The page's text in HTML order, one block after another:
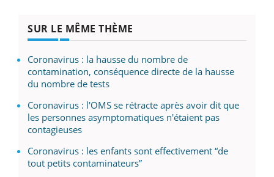
SUR LE MÊME THÈME
Coronavirus : la hausse du nombre de
contamination, conséquence directe de la hausse
du nombre de tests
Coronavirus : l'OMS se rétracte après avoir dit que
les personnes asymptomatiques n'étaient pas
contagieuses
Coronavirus : les enfants sont effectivement “de
tout petits contaminateurs”